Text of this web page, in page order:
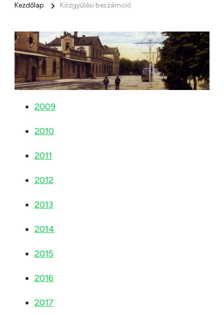
Kezdőlap Közgyűlési beszámoló
2009
2010
2011
2012
2013
2014
2015
2016
2017